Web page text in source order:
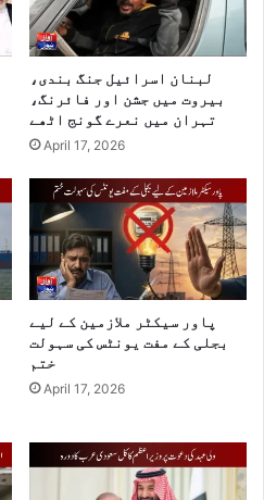
لبنان اسرائیل جنگ بندی،
بیروت میں جشن اور فائرنگ،
تہران میں نعرے گونج اٹھے
April 17, 2026
پاور سیکٹر ملازمین کے لیے
بجلی کے مفت یونٹس کی سہولت
ختم
April 17, 2026